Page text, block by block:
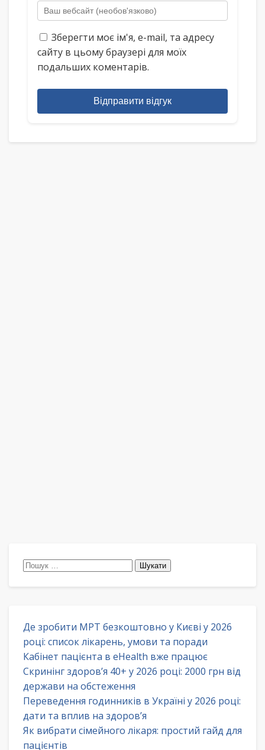
Зберегти моє ім'я, e-mail, та адресу
сайту в цьому браузері для моїх
подальших коментарів.
Відправити відгук
Пошук:
Де зробити МРТ безкоштовно у Києві у 2026
році: список лікарень, умови та поради
Кабінет пацієнта в eHealth вже працює
Скринінг здоров’я 40+ у 2026 році: 2000 грн від
держави на обстеження
Переведення годинників в Україні у 2026 році:
дати та вплив на здоров’я
Як вибрати сімейного лікаря: простий гайд для
пацієнтів